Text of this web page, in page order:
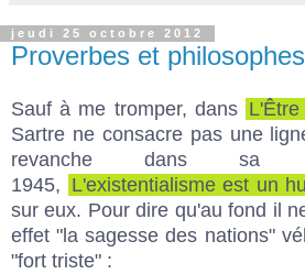
jeudi 25 octobre 2012
Proverbes et
Sauf à me tromper, dans
Sartre ne consacre pas une
revanche dans sa
1945, L'existentialisme est un
sur eux. Pour dire qu'au fond il
effet "la sagesse des nations"
"fort triste" :